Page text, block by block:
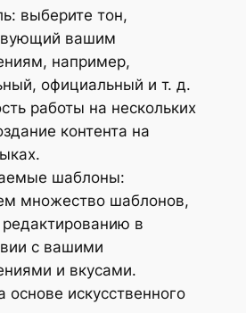
выберите тон,
вашим
например,
официальный и т. д.
работы на нескольких
контента на
шаблоны:
множество шаблонов,
редактированию в
с вашими
и вкусами.
основе искусственного